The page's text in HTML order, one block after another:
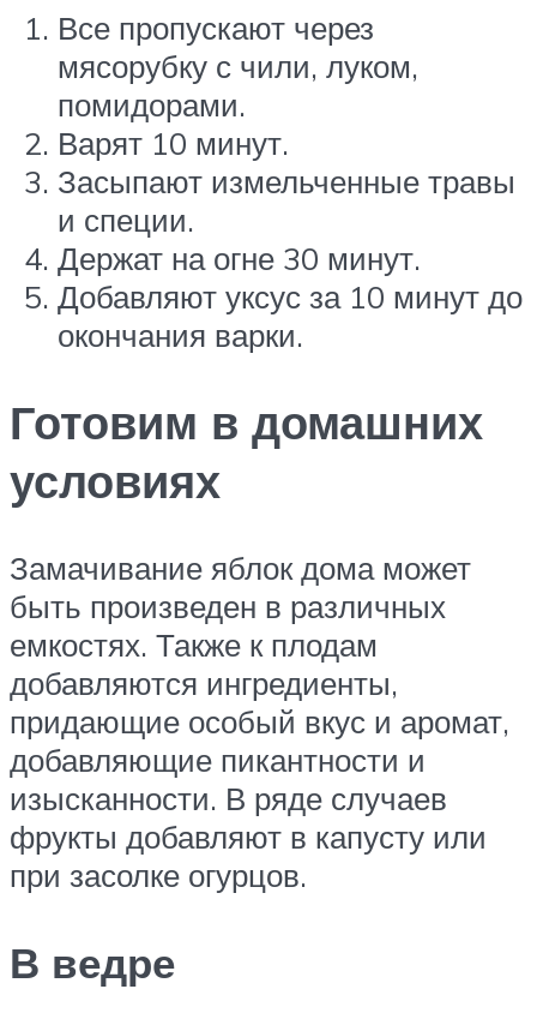
Все пропускают через
мясорубку с чили, луком,
помидорами.
Варят 10 минут.
Засыпают измельченные травы
и специи.
Держат на огне 30 минут.
Добавляют уксус за 10 минут до
окончания варки.
Готовим в домашних
условиях
Замачивание яблок дома может
быть произведен в различных
емкостях. Также к плодам
добавляются ингредиенты,
придающие особый вкус и аромат,
добавляющие пикантности и
изысканности. В ряде случаев
фрукты добавляют в капусту или
при засолке огурцов.
В ведре